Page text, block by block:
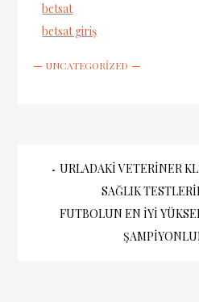
betsat
betsat giriş
UNCATEGORIZED
Yazı
gezinmesi
URLADAKI VETERINER
SAĞLIK
FUTBOLUN EN İYI